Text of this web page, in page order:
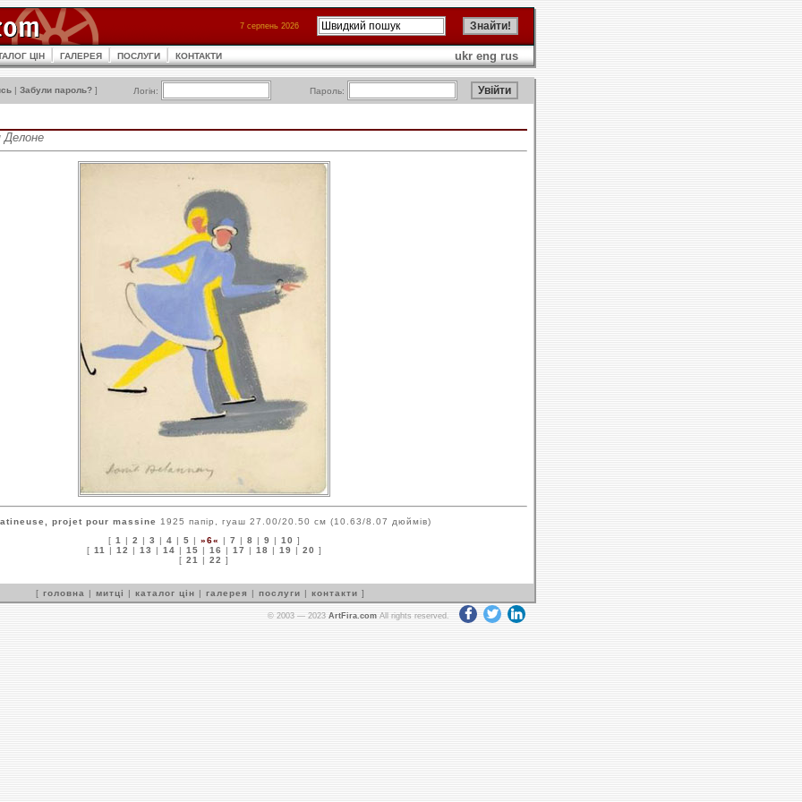
7 серпень 2026
ЦІН ГАЛЕРЕЯ ПОСЛУГИ КОНТАКТИ ukr eng rus
| Забули пароль? ] Логін: Пароль:
Делоне
projet pour massine
1925 папір, гуаш 27.00/20.50 см (10.63/8.07 дюймів)
[ 1 | 2 | 3 | 4 | 5 | »6« | 7 | 8 | 9 | 10 ]
[ 11 | 12 | 13 | 14 | 15 | 16 | 17 | 18 | 19 | 20 ]
[ 21 | 22 ]
[ головна | митці | каталог цін | галерея | послуги | контакти ]
© 2003 — 2023 ArtFira.com All rights reserved.